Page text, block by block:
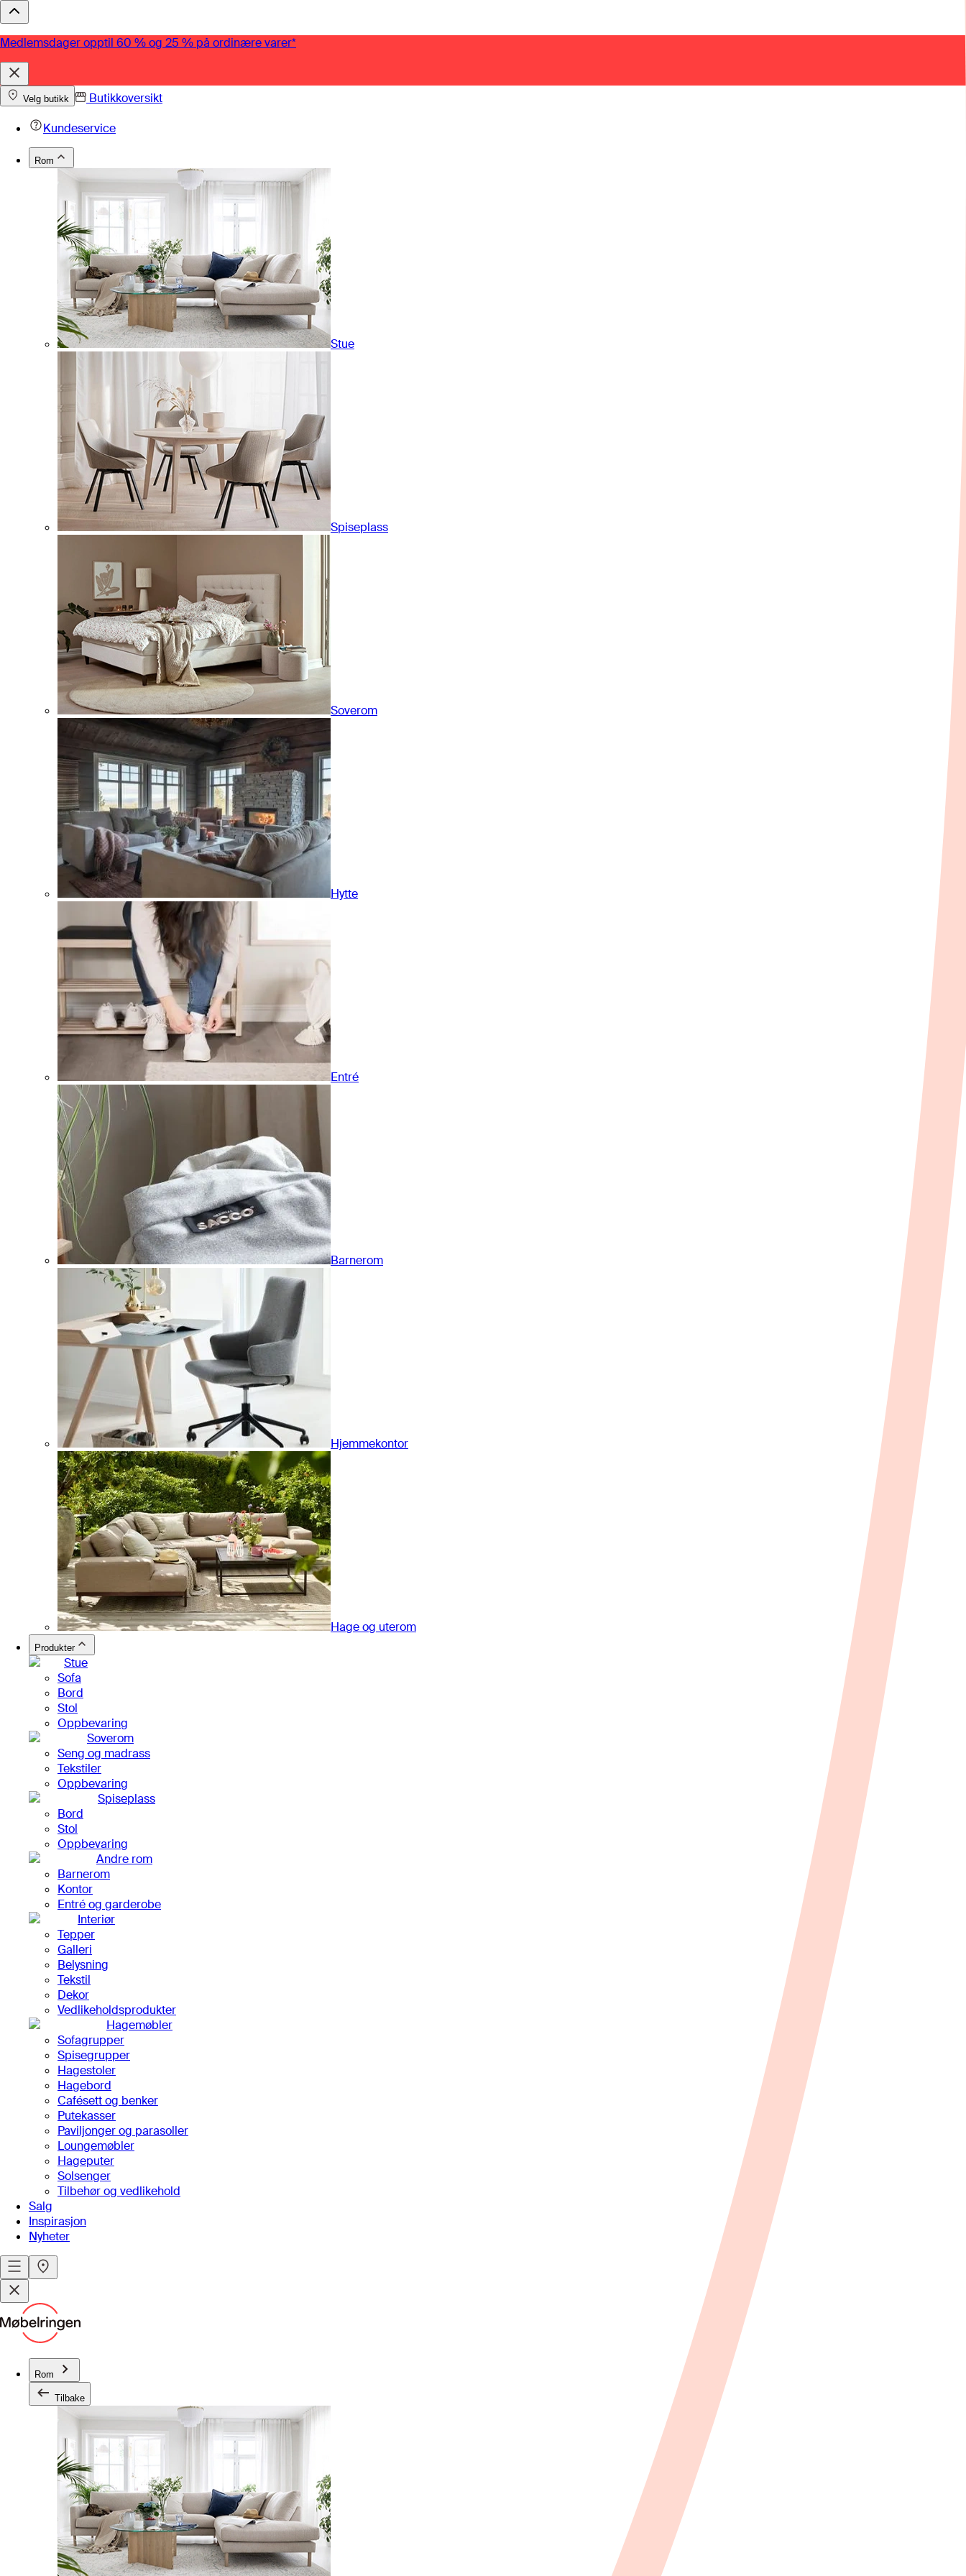
Medlemsdager opptil 60 % og 25 % på ordinære varer*
Velg butikk
Butikkoversikt
Kundeservice
Rom
Stue
Spiseplass
Soverom
Hytte
Entré
Barnerom
Hjemmekontor
Hage og uterom
Produkter
Stue
Sofa
Bord
Stol
Oppbevaring
Soverom
Seng og madrass
Tekstiler
Oppbevaring
Spiseplass
Bord
Stol
Oppbevaring
Andre rom
Barnerom
Kontor
Entré og garderobe
Interiør
Tepper
Galleri
Belysning
Tekstil
Dekor
Vedlikeholdsprodukter
Hagemøbler
Sofagrupper
Spisegrupper
Hagestoler
Hagebord
Cafésett og benker
Putekasser
Paviljonger og parasoller
Loungemøbler
Hageputer
Solsenger
Tilbehør og vedlikehold
Salg
Inspirasjon
Nyheter
Rom
Tilbake